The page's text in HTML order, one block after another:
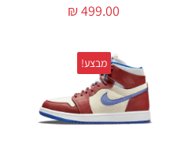
₪499.00
מבצע!